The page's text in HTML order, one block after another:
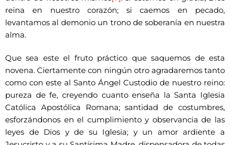
reina en nuestro corazón; si caemos en pecado,
levantamos al demonio un trono de soberanía en nuestra
alma.
Que sea este el fruto práctico que saquemos de esta
novena. Ciertamente con ningún otro agradaremos tanto
como con este al Santo Ángel Custodio de nuestro reino:
pureza de fe, creyendo cuanto enseña la Santa Iglesia
Católica Apostólica Romana; santidad de costumbres,
esforzándonos en el cumplimiento y observancia de las
leyes de Dios y de su Iglesia; y un amor ardiente a